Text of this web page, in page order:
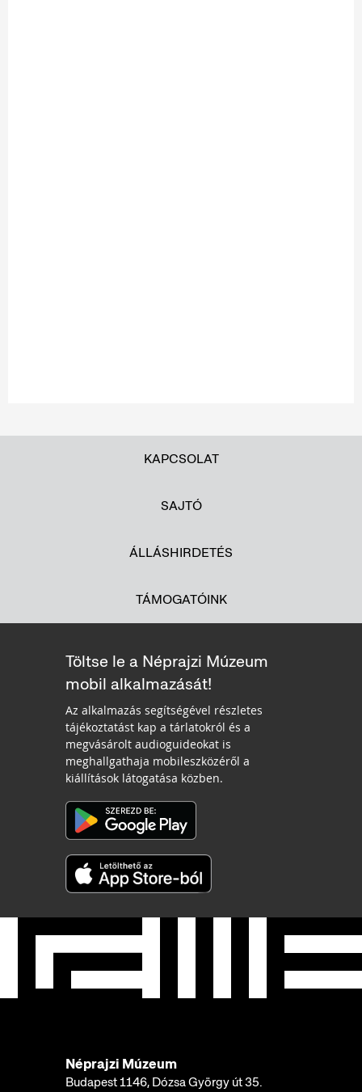
KAPCSOLAT
SAJTÓ
ÁLLÁSHIRDETÉS
TÁMOGATÓINK
Töltse le a Néprajzi Múzeum
mobil alkalmazását!
Az alkalmazás segítségével részletes
tájékoztatást kap a tárlatokról és a
megvásárolt audioguideokat is
meghallgathaja mobileszközéről a
kiállítások látogatása közben.
Néprajzi Múzeum
Budapest 1146, Dózsa György út 35.